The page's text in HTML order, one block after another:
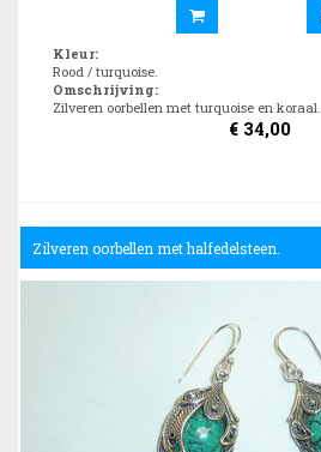
Kleur:
Rood / turquoise.
Omschrijving:
Zilveren oorbellen met turquoise en koraal.
€ 34,00
Zilveren oorbellen met halfedelsteen.